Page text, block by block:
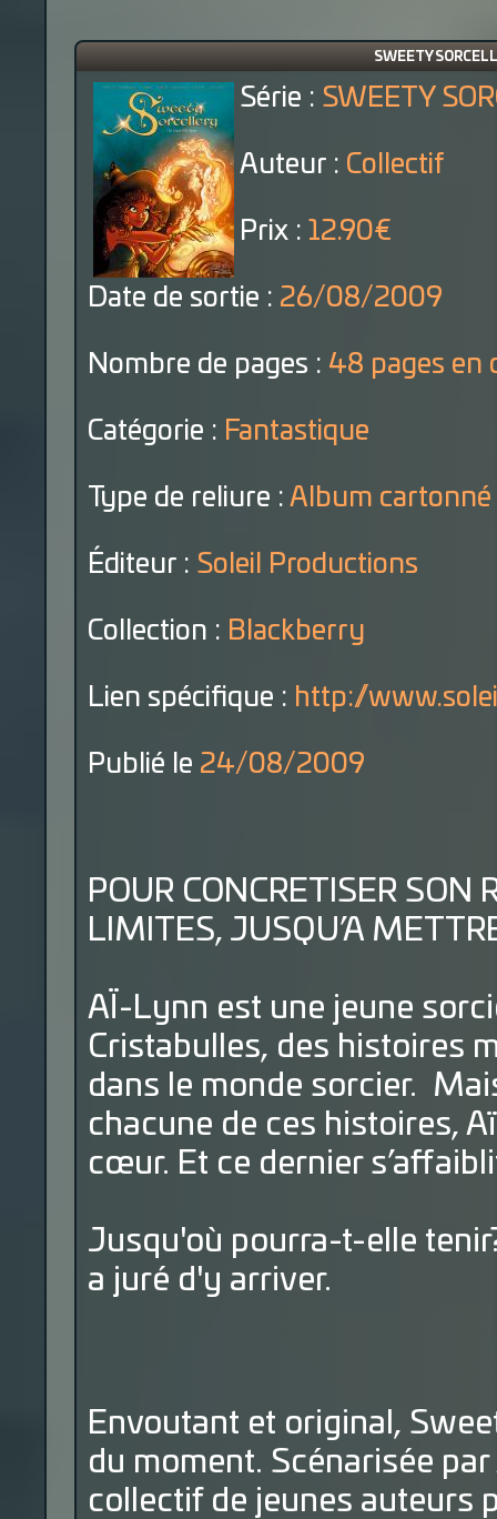
SWEETY
Série : SWEETY
Auteur : Collectif
Prix : 12.90€
Date de sortie : 26/08/2009
Nombre de pages : 48 pages en
Catégorie : Fantastique
Type de reliure : Album cartonné
Éditeur : Soleil Productions
Collection : Blackberry
Lien spécifique : http://
Publié le 24/08/2009
POUR CONCRETISER SON
LIMITES, JUSQU’A
AÏ-Lynn est une jeune
Cristabulles, des histoires
dans le monde sorcier.
chacune de ces histoires,
cœur. Et ce dernier
Jusqu'où pourra-t-elle
a juré d'y arriver.
Envoutant et original,
du moment. Scénarisée
collectif de jeunes auteurs